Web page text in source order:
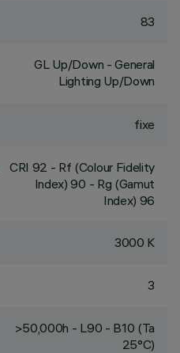
83
GL Up/Down - General
Lighting Up/Down
fixe
CRI 92 - Rf (Colour Fidelity
Index) 90 - Rg (Gamut
Index) 96
3000 K
3
>50,000h - L90 - B10 (Ta
25°C)